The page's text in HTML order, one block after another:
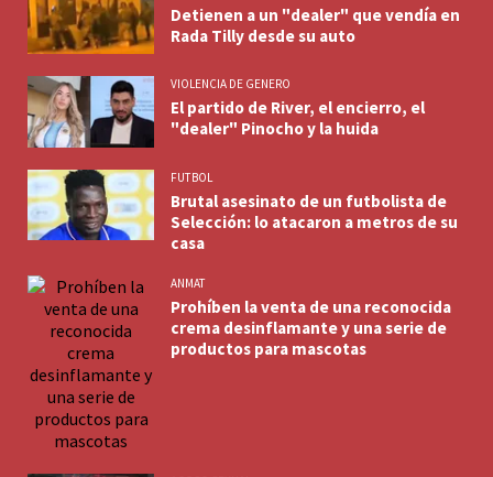
Detienen a un "dealer" que vendía en
Rada Tilly desde su auto
VIOLENCIA DE GENERO
El partido de River, el encierro, el
"dealer" Pinocho y la huida
FUTBOL
Brutal asesinato de un futbolista de
Selección: lo atacaron a metros de su
casa
ANMAT
Prohíben la venta de una reconocida
crema desinflamante y una serie de
productos para mascotas